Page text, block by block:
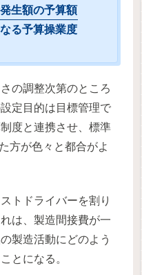
発生額の予算額
なる予算操業度
の調整次第のところ
定目的は目標管理で
度と連携させ、標準
方が色々と都合がよ
トドライバーを割り
は、製造間接費が一
製造活動にどのよう
とになる。